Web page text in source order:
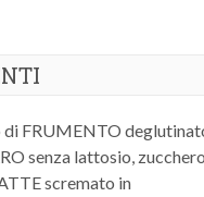
di FRUMENTO
senza lattosio,
scremato in